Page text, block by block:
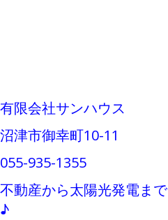
有限会社サンハウス
沼津市御幸町10-11
055-935-1355
不動産から太陽光発電ま
♪